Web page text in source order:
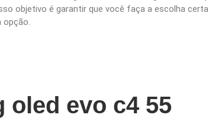
objetivo é garantir que você faça a escolha
opção.
oled evo c4 55